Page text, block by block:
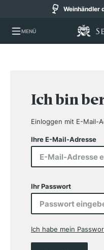
Weinhändler
MENÜ
Ich bin
Einloggen mit E-Mail-
Ihre E-Mail-Adresse
Ihr Passwort
Ich habe mein